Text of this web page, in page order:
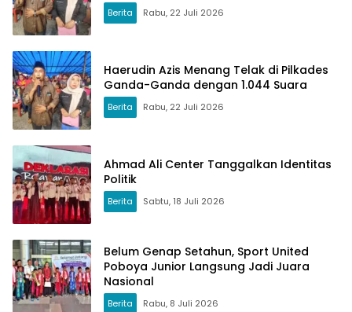
Berita Rabu, 22 Juli 2026
Haerudin Azis Menang Telak di Pilkades
Ganda-Ganda dengan 1.044 Suara
Berita Rabu, 22 Juli 2026
Ahmad Ali Center Tanggalkan Identitas
Politik
Berita Sabtu, 18 Juli 2026
Belum Genap Setahun, Sport United
Poboya Junior Langsung Jadi Juara
Nasional
Berita Rabu, 8 Juli 2026